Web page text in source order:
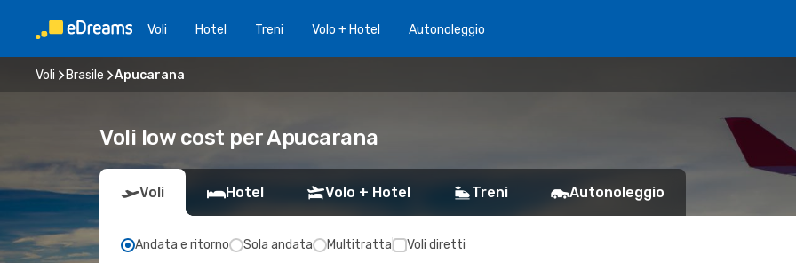
Voli Hotel Treni Volo + Hotel Autonoleggio
Voli Brasile Apucarana
Voli low cost per Apucarana
Voli Hotel Volo + Hotel Treni Autonoleggio
Andata e ritorno Sola andata Multitratta Voli diretti